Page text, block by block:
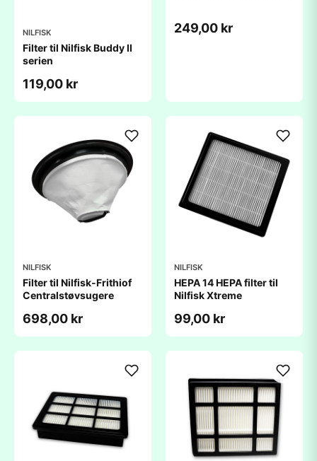
NILFISK
Filter til Nilfisk Buddy II
serien
119,00 kr
249,00 kr
NILFISK
Filter til Nilfisk-Frithiof
Centralstøvsugere
698,00 kr
NILFISK
HEPA 14 HEPA filter til
Nilfisk Xtreme
99,00 kr